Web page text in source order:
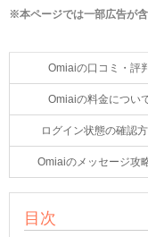
※本ページでは一部広告が含
Omiaiの口コミ・評
Omiaiの料金につい
ログイン状態の確認
Omiaiのメッセージ攻
目次